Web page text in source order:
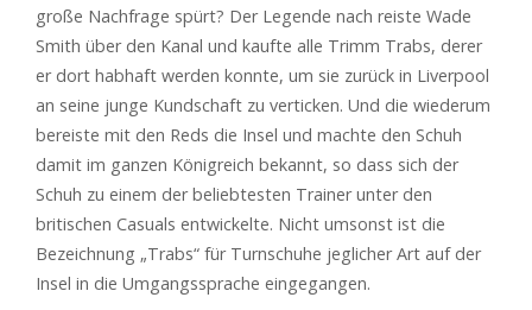
große Nachfrage spürt? Der Legende nach reiste Wade
Smith über den Kanal und kaufte alle Trimm Trabs, derer
er dort habhaft werden konnte, um sie zurück in Liverpool
an seine junge Kundschaft zu verticken. Und die wiederum
bereiste mit den Reds die Insel und machte den Schuh
damit im ganzen Königreich bekannt, so dass sich der
Schuh zu einem der beliebtesten Trainer unter den
britischen Casuals entwickelte. Nicht umsonst ist die
Bezeichnung „Trabs“ für Turnschuhe jeglicher Art auf der
Insel in die Umgangssprache eingegangen.